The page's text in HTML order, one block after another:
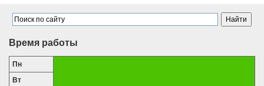
Время работы
Пн
Вт